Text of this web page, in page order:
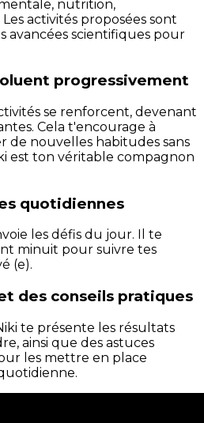
nutrition,
activités proposées sont
avancées scientifiques pour
progressivement
se renforcent, devenant
Cela t'encourage à
de nouvelles habitudes sans
est ton véritable compagnon
quotidiennes
les défis du jour. Il te
minuit pour suivre tes
(e).
des conseils pratiques
te présente les résultats
ainsi que des astuces
les mettre en place